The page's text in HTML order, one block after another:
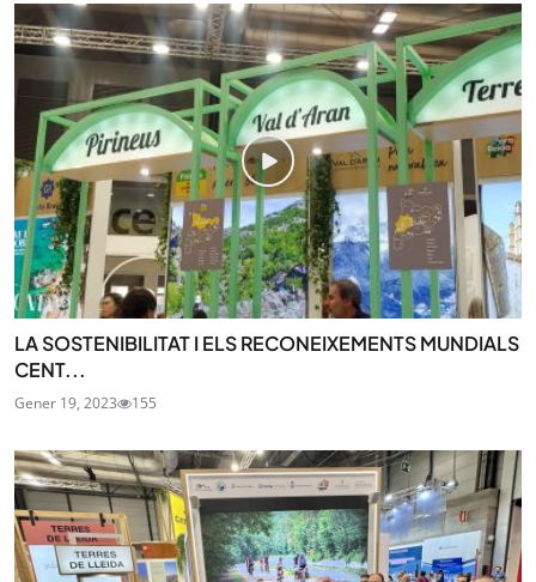
LA SOSTENIBILITAT I ELS RECONEIXEMENTS MUNDIALS
CENT...
Gener 19, 2023 155